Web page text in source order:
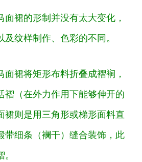
面裙的形制并没有太大变化，
及纹样制作、色彩的不同。
面裙将矩形布料折叠成褶裥，
褶（在外力作用下能够伸开的
裙则是用三角形或梯形面料直
带细条（襕干）缝合装饰，此